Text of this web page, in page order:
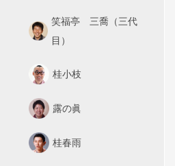
笑福亭 三喬（三代
目）
桂小枝
露の眞
桂春雨